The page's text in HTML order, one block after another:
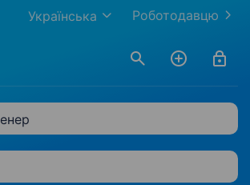
Роботодавцю
Українська